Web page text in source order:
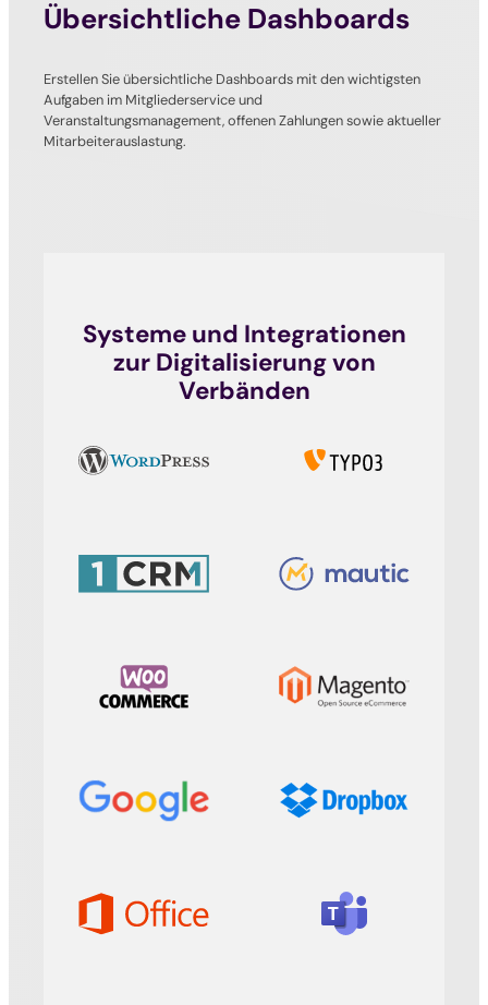
Übersichtliche Dashboards
Erstellen Sie übersichtliche Dashboards mit den wichtigsten
Aufgaben im Mitgliederservice und
Veranstaltungsmanagement, offenen Zahlungen sowie aktueller
Mitarbeiterauslastung.
Systeme und Integrationen
zur Digitalisierung von
Verbänden